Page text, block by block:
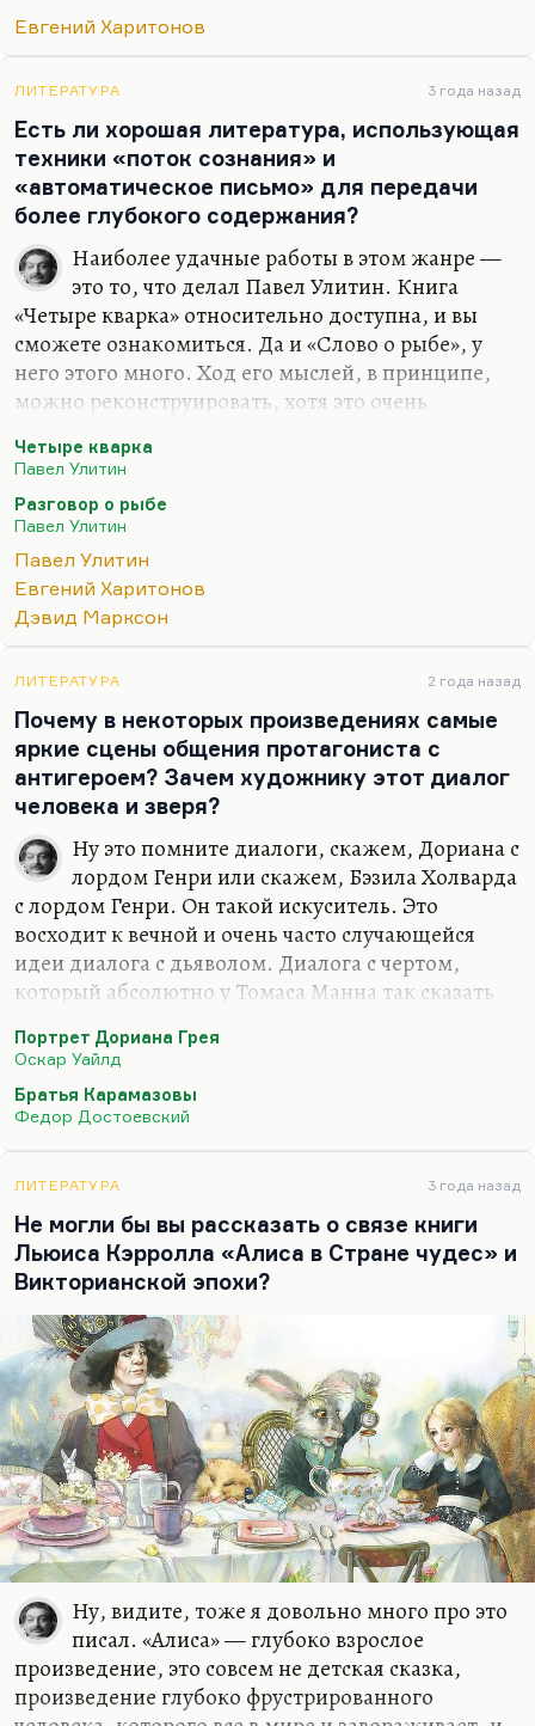
монологи типа «Мы гибельные цветы». Нет, это
неважно, делал ли он темой своих лирических
сочинений гомосексуализм или, например,
алкоголизм. Он для меня писатель того же
класса, что и Венедикт Ерофеев. С такой же
внутренней драмой, с таким же
самоуничтожением.
Ну а погубило его что? Погубила его, конечно,
атмосфера страха постоянного разоблачения,
вызовы в КГБ.…
Евгений Харитонов
ЛИТЕРАТУРА 3 года назад
Есть ли хорошая литература, использующая
техники «поток сознания» и
«автоматическое письмо» для передачи
более глубокого содержания?
Наиболее удачные работы в этом жанре —
это то, что делал Павел Улитин. Книга
«Четыре кварка» относительно доступна, и вы
сможете ознакомиться. Да и «Слово о рыбе», у
него этого много. Ход его мыслей, в принципе,
можно реконструировать, хотя это очень
Это интересно очень читать. Евгений Харитонов,
Павла Улитина, потому что у него как-то это даже
Харитонов — это настоящая проза. Улитин —
надо просто много знать, чтобы понимать, о чем
он пишет, но тот, кто знает, как-то… Марксон,
Витгентшейна», но и так называемый
«Последний роман».
Четыре кварка
Павел Улитин
Разговор о рыбе
Павел Улитин
Павел Улитин
Евгений Харитонов
Дэвид Марксон
ЛИТЕРАТУРА 2 года назад
Почему в некоторых произведениях самые
яркие сцены общения протагониста с
антигероем? Зачем художнику этот диалог
человека и зверя?
Ну это помните диалоги, скажем, Дориана с
лордом Генри или скажем, Бэзила Холварда
с лордом Генри. Он такой искуситель. Это
восходит к вечной и очень часто случающейся
идеи диалога с дьяволом. Диалога с чертом,
который абсолютно у Томаса Манна так сказать
ну просто сознательные заимствования иногда.
Иногда сознательные, иногда думаю,
бессознательные. Они составляют две трети этого
разговора. Диалог с дьяволом — диалог с
Портрет Дориана Грея
Оскар Уайлд
Братья Карамазовы
Федор Достоевский
ЛИТЕРАТУРА 3 года назад
Не могли бы вы рассказать о связе книги
Льюиса Кэрролла «Алиса в Стране чудес» и
Викторианской эпохи?
Ну, видите, тоже я довольно много про это
писал. «Алиса» — глубоко взрослое
произведение, это совсем не детская сказка,
произведение глубоко фрустрированного